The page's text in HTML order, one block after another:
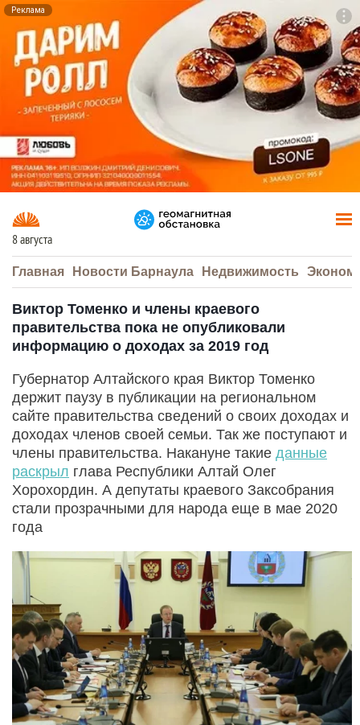
Реклама
8 августа
Главная Новости Барнаула Недвижимость
Виктор Томенко и члены краевого
правительства пока не опубликовали
информацию о доходах за 2019 год
Губернатор Алтайского края Виктор Томенко
держит паузу в публикации на региональном
сайте правительства сведений о своих доходах и
доходах членов своей семьи. Так же поступают и
члены правительства. Накануне такие данные
раскрыл глава Республики Алтай Олег
Хорохордин. А депутаты краевого Заксобрания
стали прозрачными для народа еще в мае 2020
года